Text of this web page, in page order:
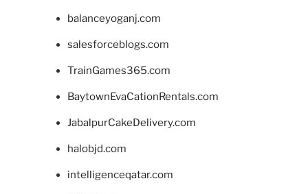
balanceyoganj.com
salesforceblogs.com
TrainGames365.com
BaytownEvaCationRentals.com
JabalpurCakeDelivery.com
halobjd.com
intelligenceqatar.com